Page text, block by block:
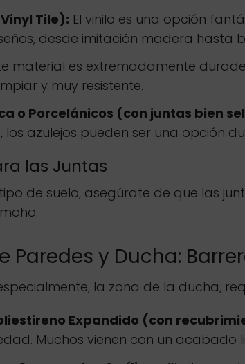
Tile): El vinilo es una opción
desde imitación madera hasta
material es extremadamente
y muy resistente.
o Porcelánicos (con juntas bien
los azulejos pueden ser una opción
las Juntas
de suelo, asegúrate de que las
Paredes y Ducha:
la zona de la ducha,
Expandido (con
Muchos vienen con un